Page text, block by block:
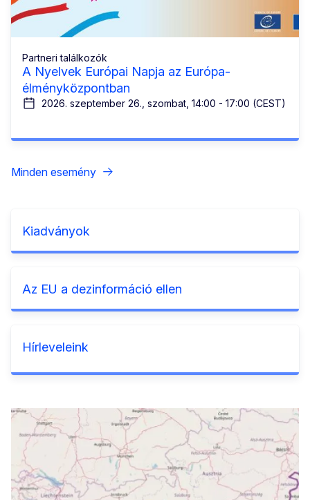
Partneri találkozók
A Nyelvek Európai Napja az Európa-
élményközpontban
2026. szeptember 26., szombat, 14:00 - 17:00 (CEST)
Minden esemény
Kiadványok
Az EU a dezinformáció ellen
Hírleveleink